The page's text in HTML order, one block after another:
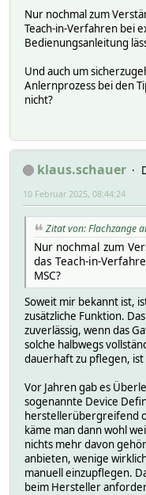
# OLDREADINGS:
# READINGS:
# 2025-02-03
# 2025-02-03
# 2025-02-
# 2025-02-03
setstate
setstate
setstate
setstate
setstate
Nur nochmal zum
Teach-in-Verfahren bei
Bedienungsanleitung
Und auch um
Anlernprozess bei den
nicht?
klaus.schauer
10 Februar 2025, 08:44:24
Zitat von: Flachzange
Nur nochmal zum
das Teach-in-
MSC?
Soweit mir bekannt ist,
zusätzliche Funktion.
zuverlässig, wenn das
solche halbwegs
dauerhaft zu pflegen, ist
Vor Jahren gab es
sogenannte Device
herstellerübergreifend
käme man dann wohl
nichts mehr davon
anbieten, wenige
manuell einzupflegen.
beim Hersteller